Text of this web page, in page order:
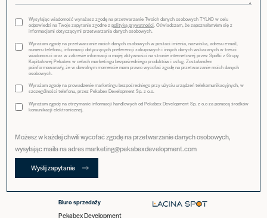
Biuro sprzedaży
Pekabex Development
Wysyłając wiadomość wyrażasz zgodę na przetwarzanie Twoich danych osobowych TYLKO w celu
odpowiedzi na Twoje zapytanie zgodne zpolityką prywatności . Oświadczam, że zapoznałam/em się z
informacjami dotyczącymi przetwarzania danych osobowych.
Wyrażam zgodę na przetwarzanie moich danych osobowych w postaci imienia, nazwiska, adresu e-mail,
numeru telefonu, informacji dotyczących preferencji zakupowych i innych danych wskazanych w treści
wiadomości oraz w zakresie informacji o mojej aktywności na stronie internetowej przez Spółki z Grupy
Kapitałowej Pekabex w celach marketingu bezpośredniego produktów i usług. Zostałam/em
poinformowana/y, że w dowolnym momencie mam prawo wycofać zgodę na przetwarzanie moich danych
osobowych.
Wyrażam zgodę na prowadzenie marketingu bezpośredniego przy użyciu urządzeń telekomunikacyjnych, w
szczególności telefonu, przez Pekabex Development Sp. z o.o.
Wyrażam zgodę na otrzymanie informacji handlowych od Pekabex Development Sp. z o.o za pomocą środków
komunikacji elektronicznej.
Możesz w każdej chwili wycofać zgodę na przetwarzanie danych osobowych,
wysyłając maila na adres marketing@pekabexdevelopment.com
Wyślij zapytanie